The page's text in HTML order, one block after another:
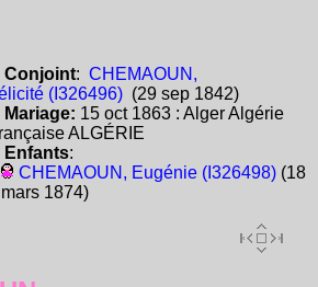
Conjoint: CHEMAOUN,
(I326496)(29 sep 1842)
Mariage: 15 oct 1863 : Alger Algérie
ALGÉRIE
Enfants:
CHEMAOUN, Eugénie (I326498)(18
mars 1874)